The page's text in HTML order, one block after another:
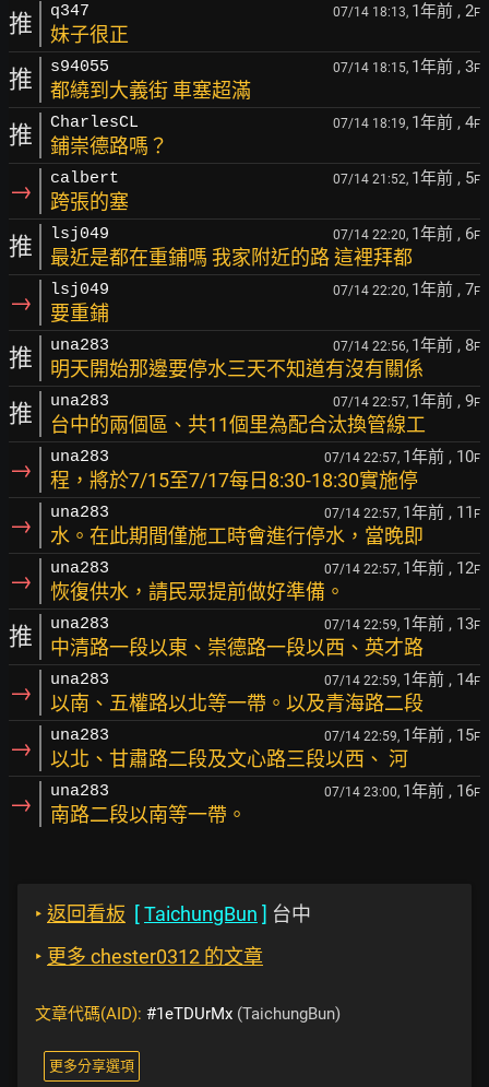
推 q347 07/14 18:13, 1年前 , 2F
妹子很正
推 s94055 07/14 18:15, 1年前 , 3F
都繞到大義街 車塞超滿
推 CharlesCL 07/14 18:19, 1年前 , 4F
鋪崇德路嗎？
→ calbert 07/14 21:52, 1年前 , 5F
跨張的塞
推 lsj049 07/14 22:20, 1年前 , 6F
最近是都在重鋪嗎 我家附近的路 這裡拜都
→ lsj049 07/14 22:20, 1年前 , 7F
要重鋪
推 una283 07/14 22:56, 1年前 , 8F
明天開始那邊要停水三天不知道有沒有關係
推 una283 07/14 22:57, 1年前 , 9F
台中的兩個區、共11個里為配合汰換管線工
→ una283 07/14 22:57, 1年前 , 10F
程，將於7/15至7/17每日8:30-18:30實施停
→ una283 07/14 22:57, 1年前 , 11 F
水。在此期間僅施工時會進行停水，當晚即
→ una283 07/14 22:57, 1年前 , 12F
恢復供水，請民眾提前做好準備。
推 una283 07/14 22:59, 1年前 , 13F
中清路一段以東、崇德路一段以西、英才路
→ una283 07/14 22:59, 1年前 , 14F
以南、五權路以北等一帶。以及青海路二段
→ una283 07/14 22:59, 1年前 , 15F
以北、甘肅路二段及文心路三段以西、 河
→ una283 07/14 23:00, 1年前 , 16F
南路二段以南等一帶。
‣ 返回看板 [TaichungBun ] 台中
‣ 更多 chester0312 的文章
文章代碼(AID): #1eTDUrMx (TaichungBun)
更多分享選項